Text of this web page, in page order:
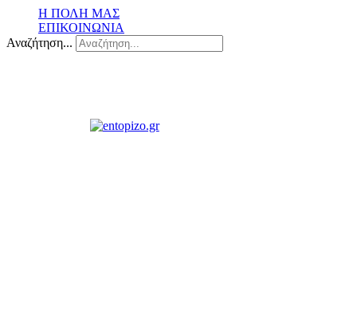
Η ΠΟΛΗ ΜΑΣ
ΕΠΙΚΟΙΝΩΝΙΑ
Αναζήτηση...